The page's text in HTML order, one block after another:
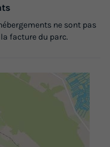
ne sont pas
facture du parc.